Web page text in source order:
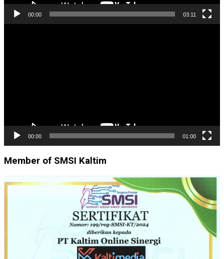
00:00 03:11
00:00 01:00
Member of SMSI Kaltim